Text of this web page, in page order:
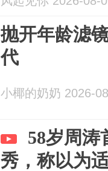
抛开年龄滤
代
小椰的奶奶 2026-
58岁周涛
秀，称以为